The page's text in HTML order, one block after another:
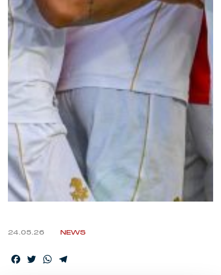
Summer Sale
Mare
Accessori
Party
Helan x Genoa
Isolani x Genoa
Gift Card Online Store
24.05.26 NEWS
Facebook
TwitterWhatsApp